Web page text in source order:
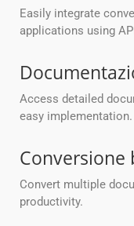
Easily integrate
applications using
Access detailed
easy implementation.
Conversione
Convert multiple
productivity.